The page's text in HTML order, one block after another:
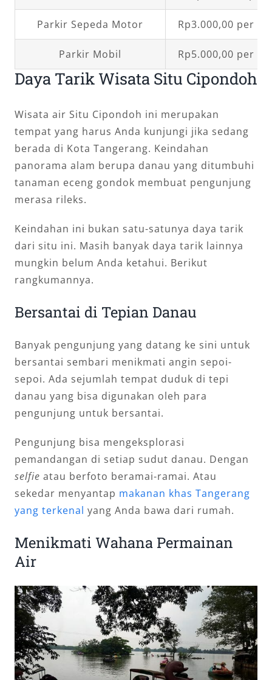
Parkir Sepeda Motor Rp3.000,00 per
Parkir Mobil Rp5.000,00 per
Daya Tarik Wisata Situ Cipondoh
Wisata air Situ Cipondoh ini merupakan
tempat yang harus Anda kunjungi jika sedang
berada di Kota Tangerang. Keindahan
panorama alam berupa danau yang ditumbuhi
tanaman eceng gondok membuat pengunjung
merasa rileks.
Keindahan ini bukan satu-satunya daya tarik
dari situ ini. Masih banyak daya tarik lainnya
mungkin belum Anda ketahui. Berikut
rangkumannya.
Bersantai di Tepian Danau
Banyak pengunjung yang datang ke sini untuk
bersantai sembari menikmati angin sepoi-
sepoi. Ada sejumlah tempat duduk di tepi
danau yang bisa digunakan oleh para
pengunjung untuk bersantai.
Pengunjung bisa mengeksplorasi
pemandangan di setiap sudut danau. Dengan
selfie atau berfoto beramai-ramai. Atau
sekedar menyantap makanan khas Tangerang
yang terkenal yang Anda bawa dari rumah.
Menikmati Wahana Permainan
Air